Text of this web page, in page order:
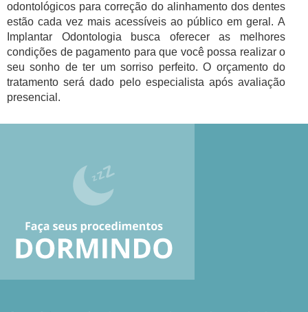
odontológicos para correção do alinhamento dos dentes
estão cada vez mais acessíveis ao público em geral. A
Implantar Odontologia busca oferecer as melhores
condições de pagamento para que você possa realizar o
seu sonho de ter um sorriso perfeito. O orçamento do
tratamento será dado pelo especialista após avaliação
presencial.